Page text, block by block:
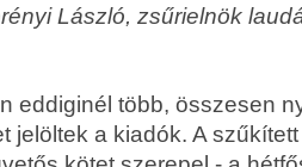
László, zsűrielnök
eddiginél több, összesen
jelöltek a kiadók. A